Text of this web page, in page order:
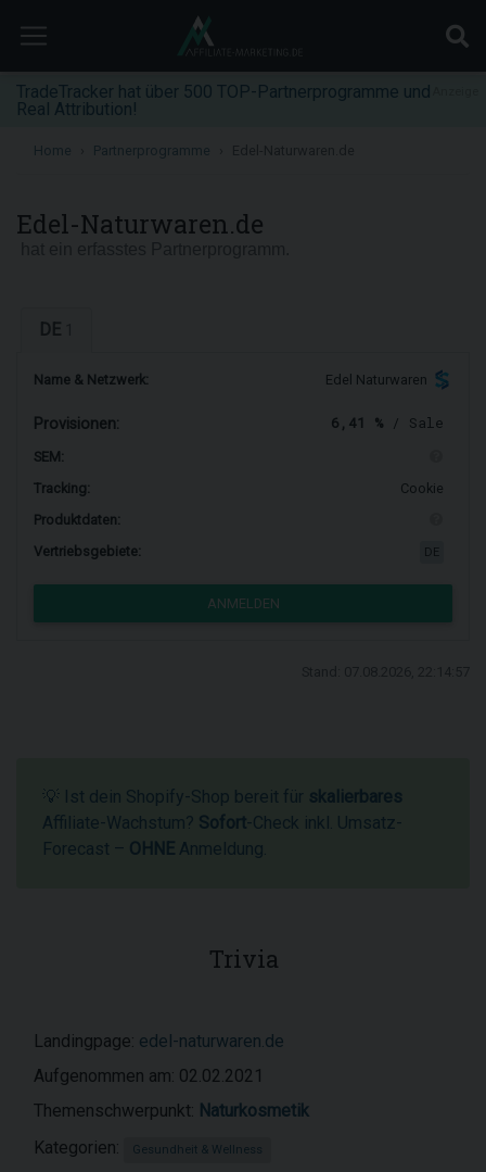
TradeTracker hat über 500 TOP-Partnerprogramme und
Real Attribution!
Home Partnerprogramme
Edel-Naturwaren.de
DE
Name & Netzwerk: Edel Naturwaren
Provisionen: 6,41 % / Sale
SEM:
Tracking:
Cookie
Produktdaten:
Vertriebsgebiete:
ANMELDEN
💡 Ist dein Shopify-Shop bereit für skalierbares
Affiliate-Wachstum? Sofort-Check inkl. Umsatz-
Forecast – OHNE Anmeldung.
Trivia
Landingpage: edel-naturwaren.de
Aufgenommen am: 02.02.2021
Themenschwerpunkt: Naturkosmetik
Kategorien:
Gesundheit & Wellness